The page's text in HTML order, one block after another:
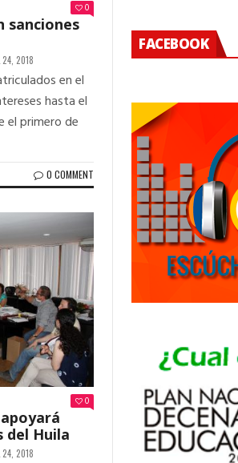
0
sanciones
24, 2018
en el
hasta el
el primero de
0 COMMENT
0
del Huila
24, 2018
FACEBOOK